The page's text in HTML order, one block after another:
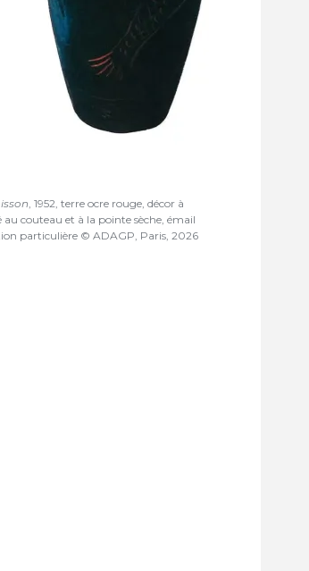
, 1952, terre ocre rouge, décor à
couteau et à la pointe sèche, émail
particulière © ADAGP, Paris, 2026